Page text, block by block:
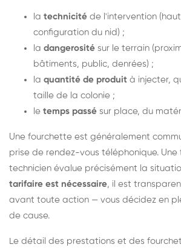
la technicité de l'intervention
configuration du nid) ;
la dangerosité sur le terrain
bâtiments, public, denrées) ;
la quantité de produit à injecter,
taille de la colonie ;
le temps passé sur place, du
Une fourchette est généralement
prise de rendez-vous téléphonique. Une
technicien évalue précisément la
tarifaire est nécessaire, il est
avant toute action — vous décidez en
de cause.
Le détail des prestations et des